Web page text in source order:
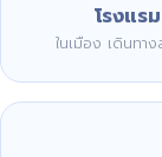
โรงแรม
ในเมือง เดินทา